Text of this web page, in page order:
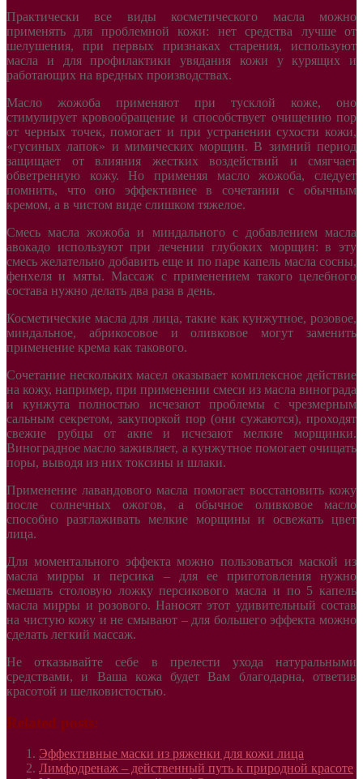
Практически все виды косметического масла можно
применять для проблемной кожи: нет средства лучше от
шелушения, при первых признаках старения, используют
масла и для профилактики увядания кожи у курящих и
работающих на вредных производствах.
Масло жожоба применяют при тусклой коже, оно
стимулирует кровообращение и способствует очищению пор
от черных точек, помогает и при устранении сухости кожи,
«гусиных лапок» и мимических морщин. В зимний период
защищает от влияния жестких воздействий и смягчает
обветренную кожу. Но применяя масло жожоба, следует
помнить, что оно эффективнее в сочетании с обычным
кремом, а в чистом виде слишком тяжелое.
Смесь масла жожоба и миндального с добавлением масла
авокадо используют при лечении глубоких морщин: в эту
смесь желательно добавить еще и по паре капель масла сосны,
фенхеля и мяты. Массаж с применением такого целебного
состава нужно делать два раза в день.
Косметические масла для лица, такие как кунжутное, розовое,
миндальное, абрикосовое и оливковое могут заменить
применение крема как такового.
Сочетание нескольких масел оказывает комплексное действие
на кожу, например, при применении смеси из масла винограда
и кунжута полностью исчезают проблемы с чрезмерным
сальным секретом, закупоркой пор (они сужаются), проходят
свежие рубцы от акне и исчезают мелкие морщинки.
Виноградное масло заживляет, а кунжутное помогает очищать
поры, выводя из них токсины и шлаки.
Применение лавандового масла помогает восстановить кожу
после солнечных ожогов, а обычное оливковое масло
способно разглаживать мелкие морщины и освежать цвет
лица.
Для моментального эффекта можно пользоваться маской из
масла мирры и персика – для ее приготовления нужно
смешать столовую ложку персикового масла и по 5 капель
масла мирры и розового. Наносят этот удивительный состав
на чистую кожу и не смывают – для большего эффекта можно
сделать легкий массаж.
Не отказывайте себе в прелести ухода натуральными
средствами, и Ваша кожа будет Вам благодарна, ответив
красотой и шелковистостью.
Related posts:
Эффективные маски из ряженки для кожи лица
Лимфодренаж – действенный путь к природной красоте